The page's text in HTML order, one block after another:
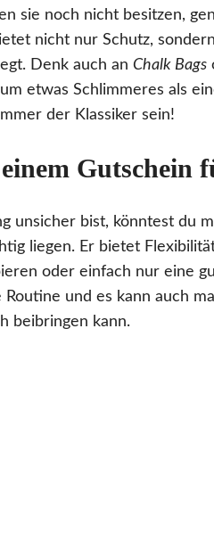
sie noch nicht besitzen,
nicht nur Schutz,
Denk auch an Chalk Bags
etwas Schlimmeres als
der Klassiker sein!
Gutschein
unsicher bist, könntest du
liegen. Er bietet
oder einfach nur eine
Routine und es kann auch
beibringen kann.